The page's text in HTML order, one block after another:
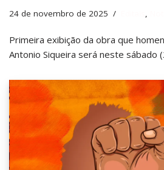
24 de novembro de 2025 ,
Primeira exibição da obra que
Antonio Siqueira será neste sábado